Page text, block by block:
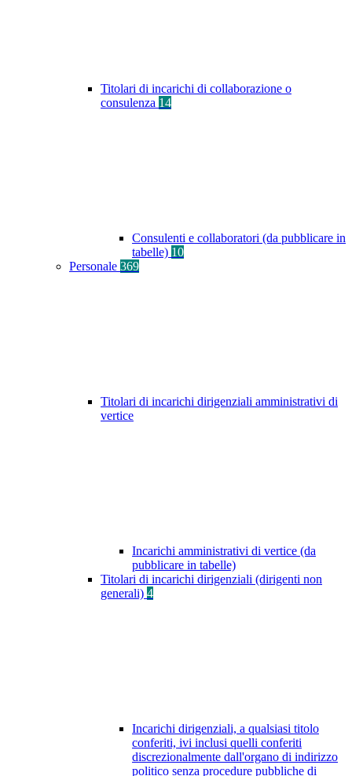
Titolari di incarichi di collaborazione o
consulenza 14
Consulenti e collaboratori (da pubblicare in
tabelle) 10
Personale 369
Titolari di incarichi dirigenziali amministrativi di
vertice
Incarichi amministrativi di vertice (da
pubblicare in tabelle)
Titolari di incarichi dirigenziali (dirigenti non
generali) 4
Incarichi dirigenziali, a qualsiasi titolo
conferiti, ivi inclusi quelli conferiti
discrezionalmente dall'organo di indirizzo
politico senza procedure pubbliche di